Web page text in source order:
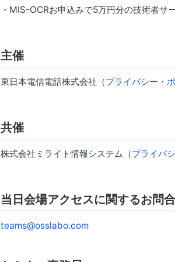
・MIS-OCRお申込みで5万円分の技術者サ
主催
東日本電信電話株式会社（プライバシー・
共催
株式会社ミライト情報システム（プライバ
当日会場アクセスに関するお問
teams@osslabo.com